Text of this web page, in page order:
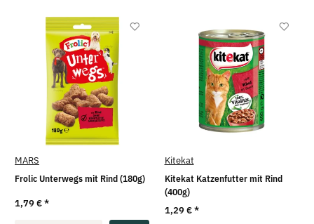
MARS
Frolic Unterwegs mit Rind (180g)
1,79 €*
Kitekat
Kitekat Katzenfutter mit Rind
(400g)
1,29 €*